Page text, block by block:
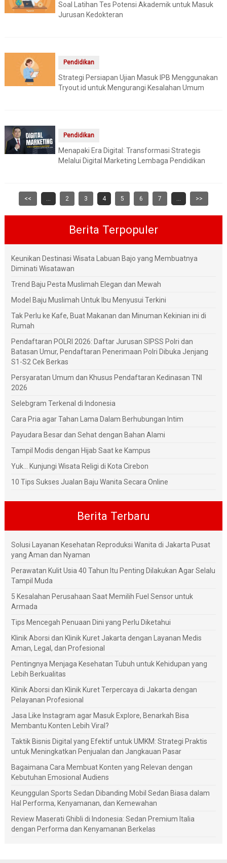
Soal Latihan Tes Potensi Akademik untuk Masuk
Jurusan Kedokteran
Pendidikan
Strategi Persiapan Ujian Masuk IPB Menggunakan
Tryout.id untuk Mengurangi Kesalahan Umum
Pendidikan
Menapaki Era Digital: Transformasi Strategis
Melalui Digital Marketing Lembaga Pendidikan
<< ... 2 3 4 5 6 7 ... >>
Berita Terpopuler
Keunikan Destinasi Wisata Labuan Bajo yang Membuatnya
Diminati Wisatawan
Trend Baju Pesta Muslimah Elegan dan Mewah
Model Baju Muslimah Untuk Ibu Menyusui Terkini
Tak Perlu ke Kafe, Buat Makanan dan Minuman Kekinian ini di
Rumah
Pendaftaran POLRI 2026: Daftar Jurusan SIPSS Polri dan
Batasan Umur, Pendaftaran Penerimaan Polri Dibuka Jenjang
S1-S2 Cek Berkas
Persyaratan Umum dan Khusus Pendaftaran Kedinasan TNI
2026
Selebgram Terkenal di Indonesia
Cara Pria agar Tahan Lama Dalam Berhubungan Intim
Payudara Besar dan Sehat dengan Bahan Alami
Tampil Modis dengan Hijab Saat ke Kampus
Yuk... Kunjungi Wisata Religi di Kota Cirebon
10 Tips Sukses Jualan Baju Wanita Secara Online
Berita Terbaru
Solusi Layanan Kesehatan Reproduksi Wanita di Jakarta Pusat
yang Aman dan Nyaman
Perawatan Kulit Usia 40 Tahun Itu Penting Dilakukan Agar Selalu
Tampil Muda
5 Kesalahan Perusahaan Saat Memilih Fuel Sensor untuk
Armada
Tips Mencegah Penuaan Dini yang Perlu Diketahui
Klinik Aborsi dan Klinik Kuret Jakarta dengan Layanan Medis
Aman, Legal, dan Profesional
Pentingnya Menjaga Kesehatan Tubuh untuk Kehidupan yang
Lebih Berkualitas
Klinik Aborsi dan Klinik Kuret Terpercaya di Jakarta dengan
Pelayanan Profesional
Jasa Like Instagram agar Masuk Explore, Benarkah Bisa
Membantu Konten Lebih Viral?
Taktik Bisnis Digital yang Efektif untuk UMKM: Strategi Praktis
untuk Meningkatkan Penjualan dan Jangkauan Pasar
Bagaimana Cara Membuat Konten yang Relevan dengan
Kebutuhan Emosional Audiens
Keunggulan Sports Sedan Dibanding Mobil Sedan Biasa dalam
Hal Performa, Kenyamanan, dan Kemewahan
Review Maserati Ghibli di Indonesia: Sedan Premium Italia
dengan Performa dan Kenyamanan Berkelas